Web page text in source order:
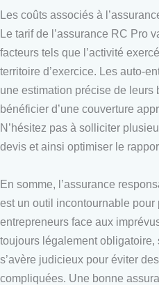
Les coûts associés à
Le tarif de l’assurance RC Pro
facteurs tels que l’activité
territoire d’exercice. Les auto-
une estimation précise de leurs
bénéficier d’une couverture
N’hésitez pas à solliciter
devis et ainsi optimiser le
En somme, l’assurance
est un outil incontournable pour
entrepreneurs face aux
toujours légalement
s’avère judicieux pour éviter
compliquées. Une bonne